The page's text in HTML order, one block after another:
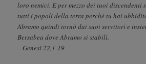
loro nemici. E per mezzo dei tuoi discendenti
tutti i popoli della terra perché tu hai
Abramo quindi tornò dai suoi servitori e
Bersabea dove Abramo si stabilì.
– Genesi 22,1-19